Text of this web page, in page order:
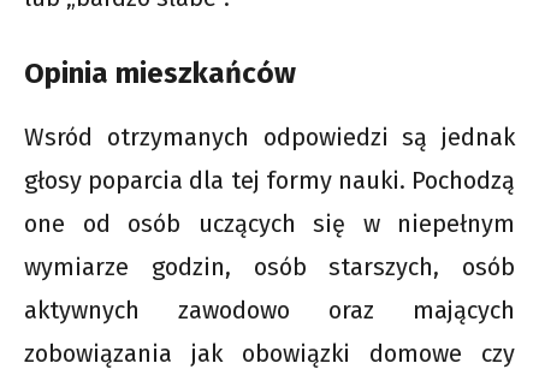
Opinia mieszkańców
Wsród otrzymanych odpowiedzi są jednak
głosy poparcia dla tej formy nauki. Pochodzą
one od osób uczących się w niepełnym
wymiarze godzin, osób starszych, osób
aktywnych zawodowo oraz mających
zobowiązania jak obowiązki domowe czy